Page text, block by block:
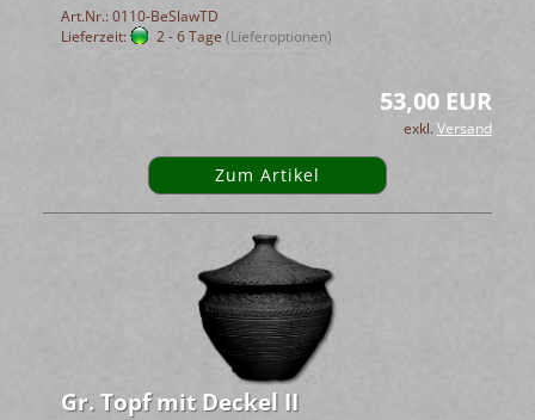
Art.Nr.: 0110-BeSlawTD
Lieferzeit:
2 - 6 Tage (Lieferoptionen)
53,00 EUR
exkl.Versand
Zum Artikel
Gr. Topf mit Deckel II